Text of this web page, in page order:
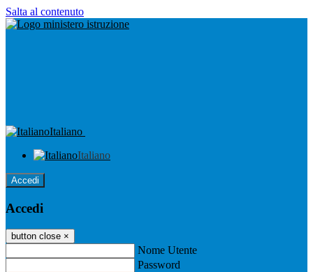
Salta al contenuto
Italiano
Italiano
Accedi
Accedi
button close ×
Nome Utente
Password